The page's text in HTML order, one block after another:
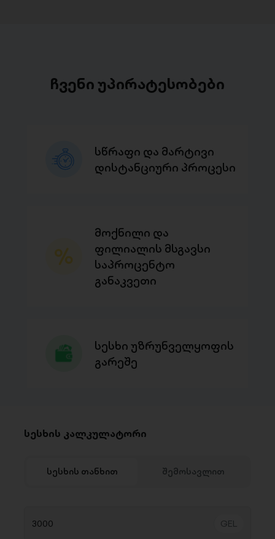
ჩვენი უპირატესობები
სწრაფი და მარტივი
დისტანციური პროცესი
მოქნილი და
ფილიალის მსგავსი
საპროცენტო
განაკვეთი
სესხი უზრუნველყოფის
გარეშე
სესხის კალკულატორი
სესხის თანხით შემოსავლით